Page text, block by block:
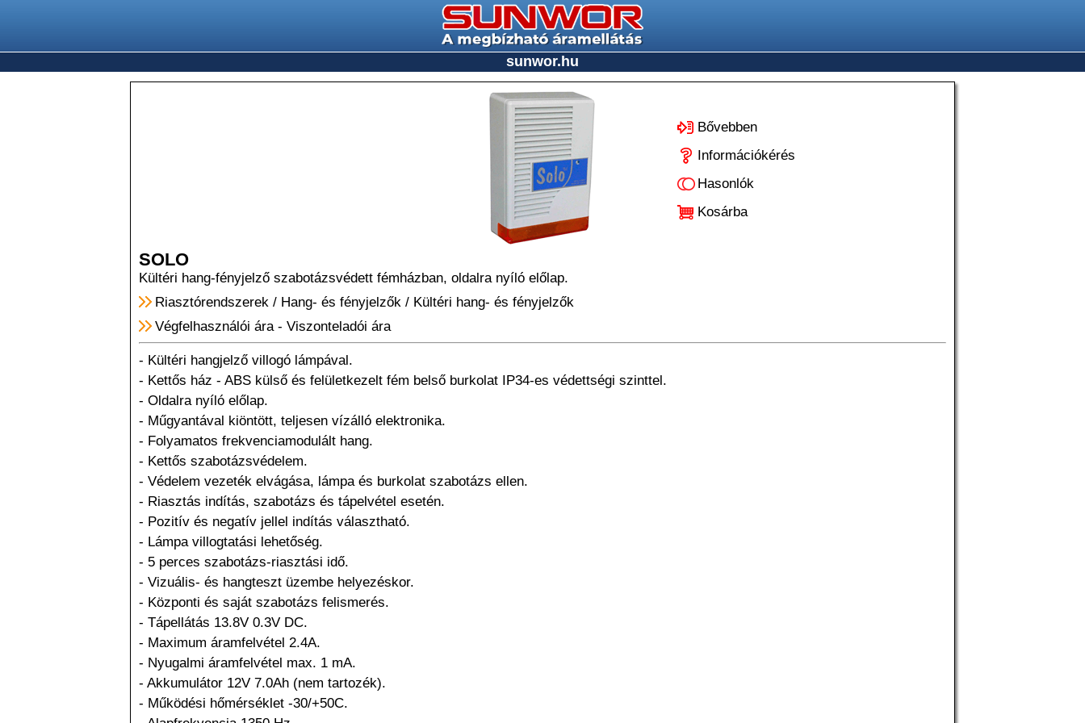
sunwor.hu
Bővebben
Információkérés
Hasonlók
Kosárba
SOLO
Kültéri hang-fényjelző szabotázsvédett fémházban, oldalra nyíló előlap.
Riasztórendszerek / Hang- és fényjelzők / Kültéri hang- és fényjelzők
Végfelhasználói ára- Viszonteladói ára
- Kültéri hangjelző villogó lámpával.
- Kettős ház - ABS külső és felületkezelt fém belső burkolat IP34-es védettségi szinttel.
- Oldalra nyíló előlap.
- Műgyantával kiöntött, teljesen vízálló elektronika.
- Folyamatos frekvenciamodulált hang.
- Kettős szabotázsvédelem.
- Védelem vezeték elvágása, lámpa és burkolat szabotázs ellen.
- Riasztás indítás, szabotázs és tápelvétel esetén.
- Pozitív és negatív jellel indítás választható.
- Lámpa villogtatási lehetőség.
- 5 perces szabotázs-riasztási idő.
- Vizuális- és hangteszt üzembe helyezéskor.
- Központi és saját szabotázs felismerés.
- Tápellátás 13.8V 0.3V DC.
- Maximum áramfelvétel 2.4A.
- Nyugalmi áramfelvétel max. 1 mA.
- Akkumulátor 12V 7.0Ah (nem tartozék).
- Működési hőmérséklet -30/+50C.